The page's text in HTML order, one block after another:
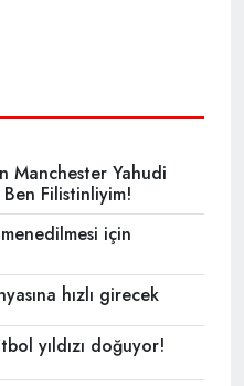
Manchester Yahudi
Filistinliyim!
için
hızlı girecek
yıldızı doğuyor!